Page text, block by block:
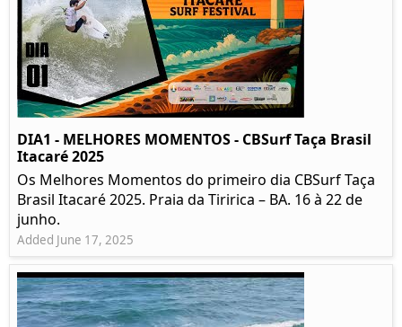
DIA1 - MELHORES MOMENTOS - CBSurf Taça Brasil
Itacaré 2025
Os Melhores Momentos do primeiro dia CBSurf Taça
Brasil Itacaré 2025. Praia da Tiririca – BA. 16 à 22 de
junho.
Added June 17, 2025